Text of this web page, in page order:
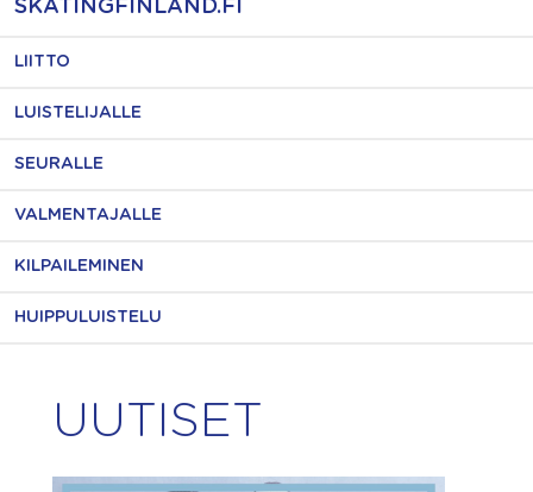
SKATINGFINLAND.FI
LIITTO
LUISTELIJALLE
SEURALLE
VALMENTAJALLE
KILPAILEMINEN
HUIPPULUISTELU
UUTISET